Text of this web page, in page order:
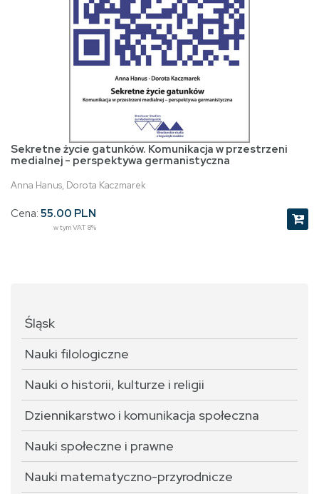
Sekretne życie gatunków. Komunikacja w przestrzeni
medialnej - perspektywa germanistyczna
Anna Hanus, Dorota Kaczmarek
Cena: 55.00 PLN
w tym VAT 8%
Śląsk
Nauki filologiczne
Nauki o historii, kulturze i religii
Dziennikarstwo i komunikacja społeczna
Nauki społeczne i prawne
Nauki matematyczno-przyrodnicze